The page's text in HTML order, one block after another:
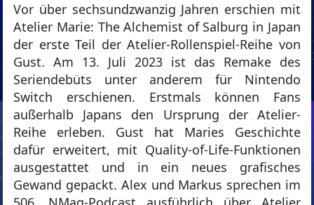
Vor über sechsundzwanzig Jahren erschien mit
Atelier Marie: The Alchemist of Salburg in Japan
der erste Teil der Atelier-Rollenspiel-Reihe von
Gust. Am 13. Juli 2023 ist das Remake des
Seriendebüts unter anderem für Nintendo
Switch erschienen. Erstmals können Fans
außerhalb Japans den Ursprung der Atelier-
Reihe erleben. Gust hat Maries Geschichte
dafür erweitert, mit Quality-of-Life-Funktionen
ausgestattet und in ein neues grafisches
Gewand gepackt. Alex und Markus sprechen im